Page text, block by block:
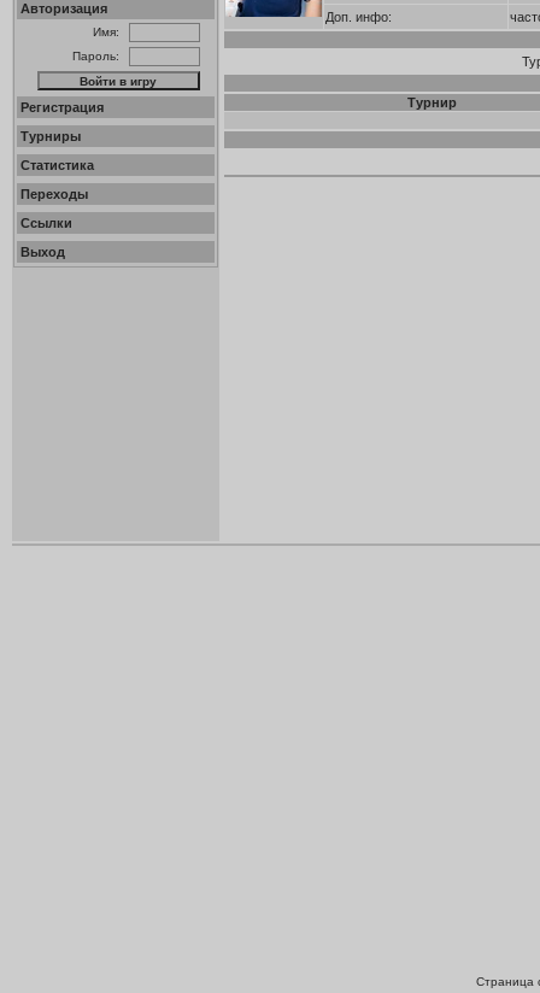
Авторизация
Имя:
Пароль:
Регистрация
Турниры
Статистика
Переходы
Ссылки
Выход
Доп. инфо:
Турнир
Страница